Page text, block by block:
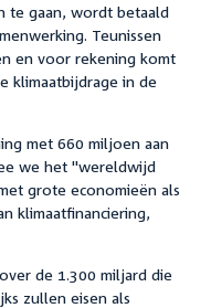
te gaan, wordt betaald
Teunissen
en voor rekening komt
klimaatbijdrage in de
met 660 miljoen aan
we het "wereldwijd
grote economieën als
klimaatfinanciering,
de 1.300 miljard die
zullen eisen als